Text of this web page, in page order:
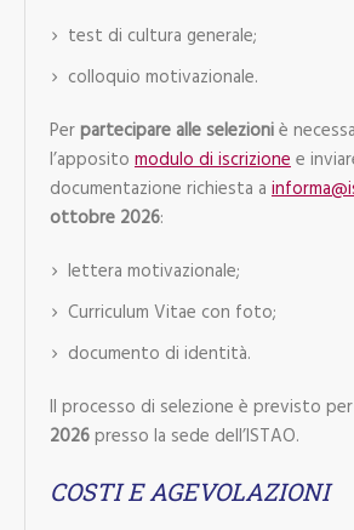
test di cultura generale;
colloquio motivazionale.
Perpartecipare alle selezioniè
l’apposito modulo di iscrizionee
documentazione richiesta a
ottobre 2026:
lettera motivazionale;
Curriculum Vitae con foto;
documento di identità.
Il processo di selezione è previsto
2026presso la sede dell’ISTAO.
COSTI E AGEVOLAZIONI